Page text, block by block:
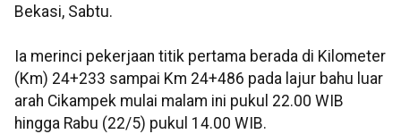
Bekasi, Sabtu.
Ia merinci pekerjaan titik pertama berada di Kilometer
(Km) 24+233 sampai Km 24+486 pada lajur bahu luar
arah Cikampek mulai malam ini pukul 22.00 WIB
hingga Rabu (22/5) pukul 14.00 WIB.